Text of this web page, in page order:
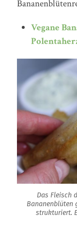
Vegane
Das Fleisch
Bananenblüten
strukturiert.